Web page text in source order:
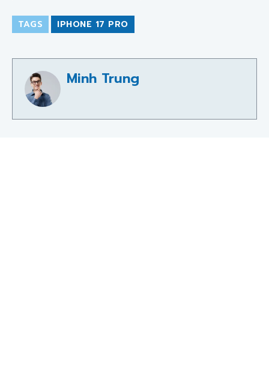
TAGS IPHONE 17 PRO
Minh Trung